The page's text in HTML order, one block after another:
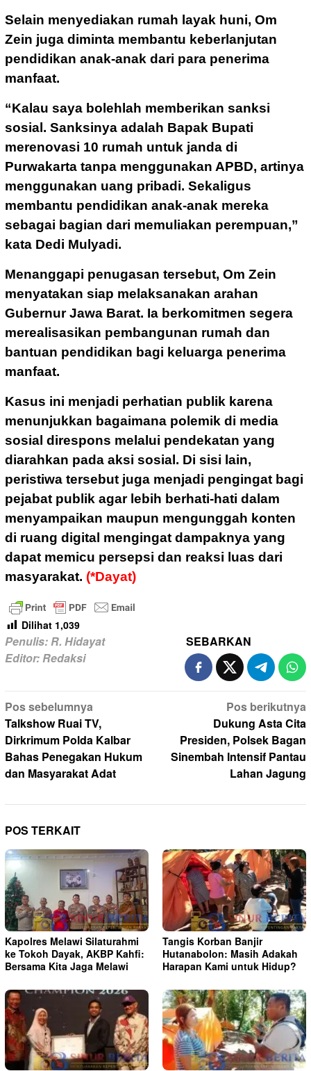
Selain menyediakan rumah layak huni, Om
Zein juga diminta membantu keberlanjutan
pendidikan anak-anak dari para penerima
manfaat.
“Kalau saya bolehlah memberikan sanksi
sosial. Sanksinya adalah Bapak Bupati
merenovasi 10 rumah untuk janda di
Purwakarta tanpa menggunakan APBD, artinya
menggunakan uang pribadi. Sekaligus
membantu pendidikan anak-anak mereka
sebagai bagian dari memuliakan perempuan,”
kata Dedi Mulyadi.
Menanggapi penugasan tersebut, Om Zein
menyatakan siap melaksanakan arahan
Gubernur Jawa Barat. Ia berkomitmen segera
merealisasikan pembangunan rumah dan
bantuan pendidikan bagi keluarga penerima
manfaat.
Kasus ini menjadi perhatian publik karena
menunjukkan bagaimana polemik di media
sosial direspons melalui pendekatan yang
diarahkan pada aksi sosial. Di sisi lain,
peristiwa tersebut juga menjadi pengingat bagi
pejabat publik agar lebih berhati-hati dalam
menyampaikan maupun mengunggah konten
di ruang digital mengingat dampaknya yang
dapat memicu persepsi dan reaksi luas dari
masyarakat. (*Dayat)
Dilihat 1,039
Penulis: R. Hidayat
Editor: Redaksi
SEBARKAN
Navigasi
pos
Pos sebelumnya
Talkshow Ruai TV,
Dirkrimum Polda Kalbar
Bahas Penegakan Hukum
dan Masyarakat Adat
Pos berikutnya
Dukung Asta Cita
Presiden, Polsek Bagan
Sinembah Intensif Pantau
Lahan Jagung
POS TERKAIT
Kapolres Melawi Silaturahmi
ke Tokoh Dayak, AKBP Kahfi:
Bersama Kita Jaga Melawi
Tangis Korban Banjir
Hutanabolon: Masih Adakah
Harapan Kami untuk Hidup?